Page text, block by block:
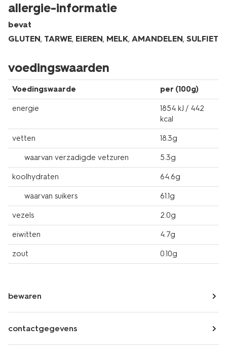
allergie-informatie
bevat
GLUTEN, TARWE, EIEREN, MELK, AMANDELEN, SULFIET
voedingswaarden
Voedingswaarde per (100g)
energie
1854 kJ / 442
kcal
vetten 18.3g
waarvan verzadigde vetzuren 5.3g
koolhydraten 64.6g
waarvan suikers 61.1g
vezels 2.0g
eiwitten 4.7g
zout 0.10g
bewaren
contactgegevens